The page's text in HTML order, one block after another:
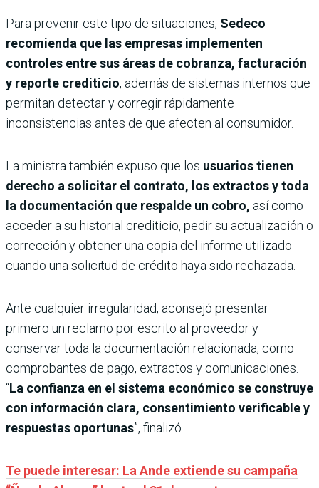
Para prevenir este tipo de situaciones, Sedeco
recomienda que las empresas implementen
controles entre sus áreas de cobranza, facturación
y reporte crediticio, además de sistemas internos que
permitan detectar y corregir rápidamente
inconsistencias antes de que afecten al consumidor.
La ministra también expuso que los usuarios tienen
derecho a solicitar el contrato, los extractos y toda
la documentación que respalde un cobro, así como
acceder a su historial crediticio, pedir su actualización o
corrección y obtener una copia del informe utilizado
cuando una solicitud de crédito haya sido rechazada.
Ante cualquier irregularidad, aconsejó presentar
primero un reclamo por escrito al proveedor y
conservar toda la documentación relacionada, como
comprobantes de pago, extractos y comunicaciones.
“La confianza en el sistema económico se construye
con información clara, consentimiento verificable y
respuestas oportunas”, finalizó.
Te puede interesar: La Ande extiende su campaña